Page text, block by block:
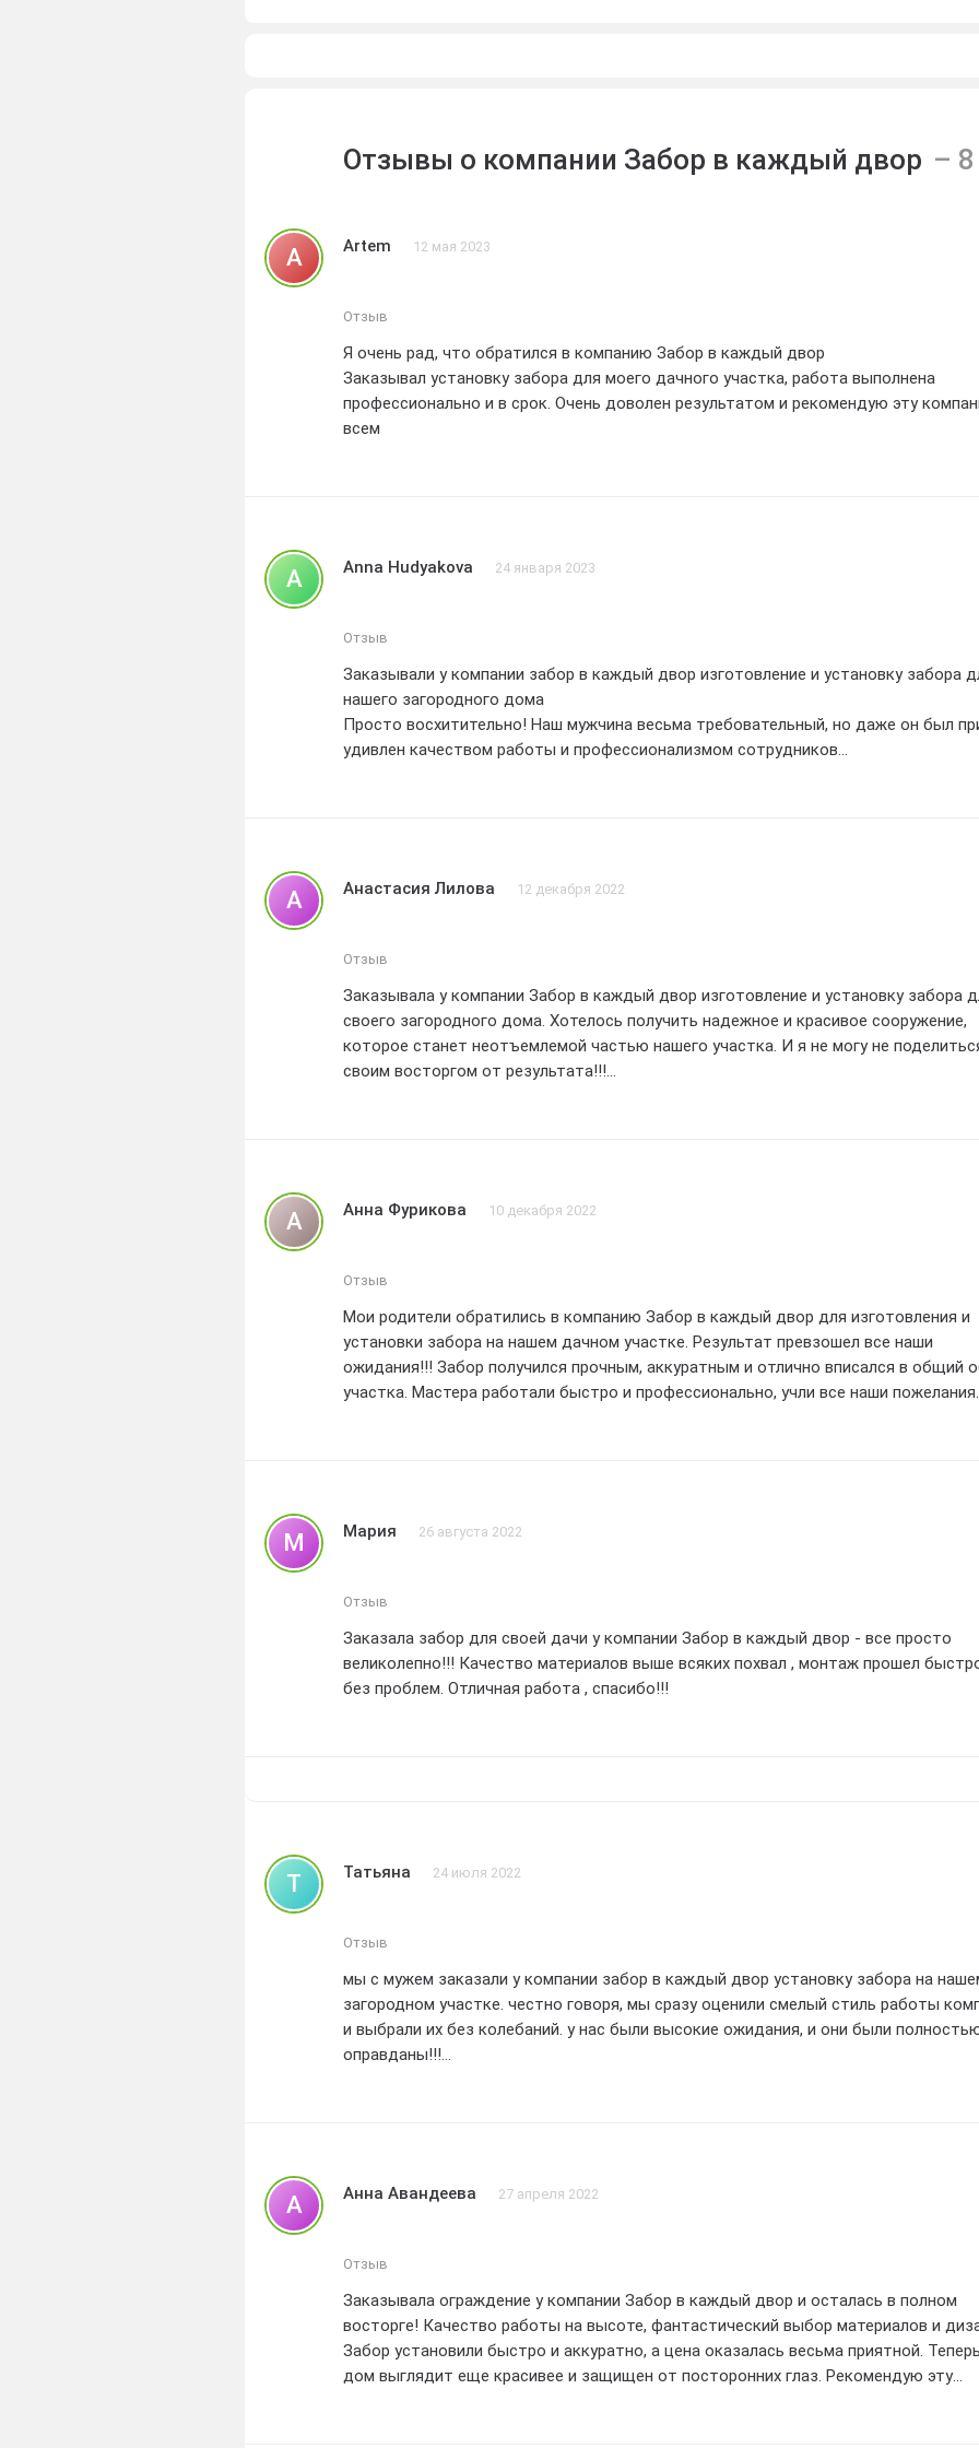
Отзывы о компании Забор в каждый двор
A Artem 12 мая 2023
Отзыв
Я очень рад, что обратился в компанию Забор в каждый двор
Заказывал установку забора для моего дачного участка, работа выполнена
профессионально и в срок. Очень доволен результатом и рекомендую эту
всем
A Anna Hudyakova 24 января 2023
Отзыв
Заказывали у компании забор в каждый двор изготовление и установку забора
нашего загородного дома
Просто восхитительно! Наш мужчина весьма требовательный, но даже он был
удивлен качеством работы и профессионализмом сотрудников
знают свое дело и выполняют его на высшем уровне! 5 звезд без сомнений!
А Анастасия Лилова 12 декабря 2022
Отзыв
Заказывала у компании Забор в каждый двор изготовление и установку забора
своего загородного дома. Хотелось получить надежное и красивое сооружение,
которое станет неотъемлемой частью нашего участка. И я не могу не
своим восторгом от результата!!!
прочностью и долговечностью. Забор выглядит очень эстетично и гармонично
Спасибо большое команде Забор в каждый двор за их профессионализм,
ответственный подход к работе и отличное качество услуг. Я безусловно
эту компанию всем, кто ищет надежного партнера для создания красивых и
А Анна Фурикова 10 декабря 2022
Отзыв
Мои родители обратились в компанию Забор в каждый двор для изготовления и
установки забора на нашем дачном участке. Результат превзошел все наши
ожидания!!! Забор получился прочным, аккуратным и отлично вписался в общий
участка. Мастера работали быстро и профессионально, учли все наши
М Мария 26 августа 2022
Отзыв
Заказала забор для своей дачи у компании Забор в каждый двор - все просто
великолепно!!! Качество материалов выше всяких похвал , монтаж прошел
без проблем. Отличная работа , спасибо!!!
Т Татьяна 24 июля 2022
Отзыв
мы с мужем заказали у компании забор в каждый двор установку забора на
загородном участке. честно говоря, мы сразу оценили смелый стиль работы
и выбрали их без колебаний. у нас были высокие ожидания, и они были
оправданы!!!
быстро и качественно. они проявили творческий подход к установке забора,
компания забор в каждый двор работает профессионально и ответственно. мы
оценили их дружелюбный и внимательный подход к клиентам. цены на их услуги
разумные, особенно учитывая качество работы.
А Анна Авандеева 27 апреля 2022
Отзыв
Заказывала ограждение у компании Забор в каждый двор и осталась в полном
восторге! Качество работы на высоте, фантастический выбор материалов и
Забор установили быстро и аккуратно, а цена оказалась весьма приятной.
дом выглядит еще красивее и защищен от посторонних глаз. Рекомендую эту